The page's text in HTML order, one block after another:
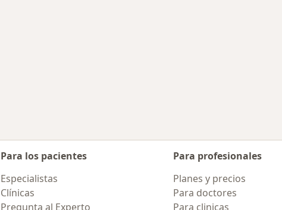
Para los pacientes
Especialistas
Clínicas
Pregunta al Experto
Para profesionales
Planes y precios
Para doctores
Para clinicas